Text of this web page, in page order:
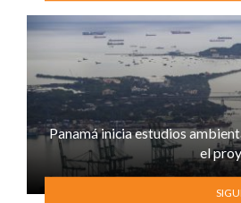
Panamá inicia estudios
el